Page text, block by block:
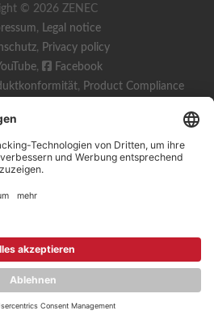
© 2026 ZENEC
, Legal notice
, Privacy policy
,
Facebook
, Product Compliance